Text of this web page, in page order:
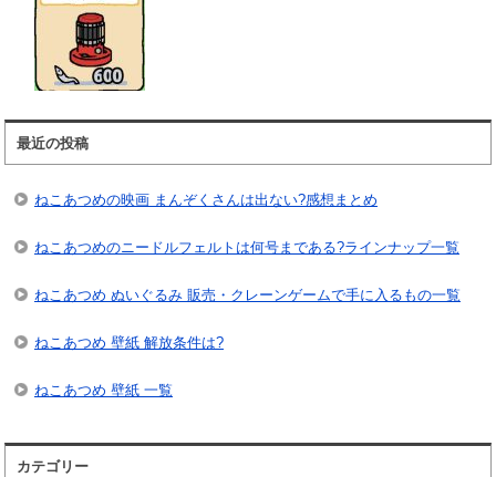
最近の投稿
ねこあつめの映画 まんぞくさんは出ない?感想まとめ
ねこあつめのニードルフェルトは何号まである?ラインナップ一覧
ねこあつめ ぬいぐるみ 販売・クレーンゲームで手に入るもの一覧
ねこあつめ 壁紙 解放条件は?
ねこあつめ 壁紙 一覧
カテゴリー